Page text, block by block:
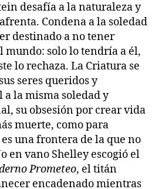
desafía a la naturaleza y
Condena a la soledad
destinado a no tener
solo lo tendría a él,
lo rechaza. La Criatura se
seres queridos y
a la misma soledad y
su obsesión por crear vida
muerte, como para
una frontera de la que no
en vano Shelley escogió el
Prometeo, el titán
encadenado mientras